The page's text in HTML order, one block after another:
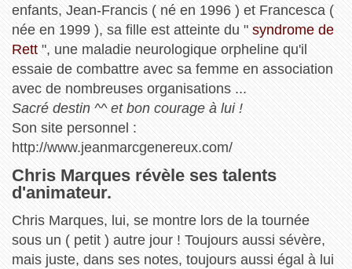
enfants, Jean-Francis ( né en 1996 ) et Francesca (
née en 1999 ), sa fille est atteinte du " syndrome de
Rett ", une maladie neurologique orpheline qu'il
essaie de combattre avec sa femme en association
avec de nombreuses organisations ...
Sacré destin ^^ et bon courage à lui !
Son site personnel :
http://www.jeanmarcgenereux.com/
Chris Marques révèle ses talents
d'animateur.
Chris Marques, lui, se montre lors de la tournée
sous un ( petit ) autre jour ! Toujours aussi sévère,
mais juste, dans ses notes, toujours aussi égal à lui